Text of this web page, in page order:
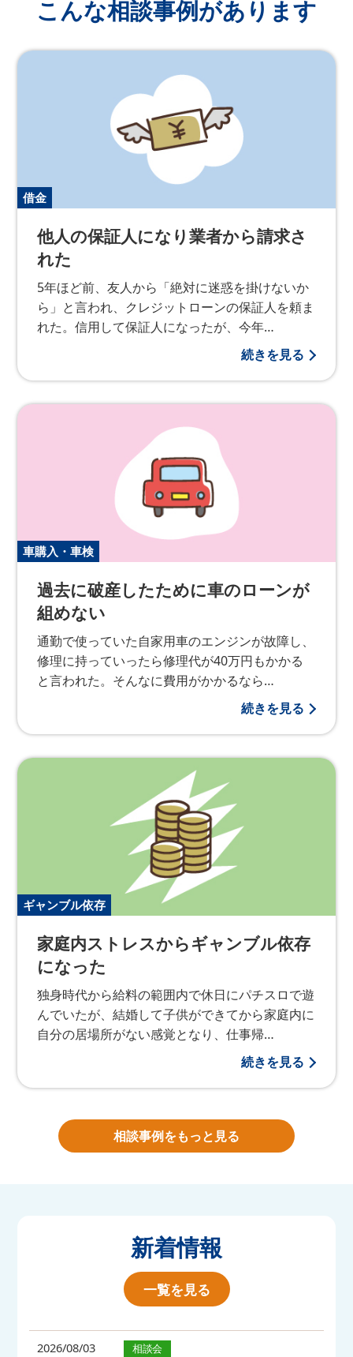
こんな相談事例があります
借金
他人の保証人になり業者から請求さ
れた
5年ほど前、友人から「絶対に迷惑を掛けないか
ら」と言われ、クレジットローンの保証人を頼ま
れた。信用して保証人になったが、今年…
続きを見る
車購入・車検
過去に破産したために車のローンが
組めない
通勤で使っていた自家用車のエンジンが故障し、
修理に持っていったら修理代が40万円もかかる
と言われた。そんなに費用がかかるなら…
続きを見る
ギャンブル依存
家庭内ストレスからギャンブル依存
になった
独身時代から給料の範囲内で休日にパチスロで遊
んでいたが、結婚して子供ができてから家庭内に
自分の居場所がない感覚となり、仕事帰…
続きを見る
相談事例をもっと見る
新着情報
一覧を見る
2026/08/03 相談会